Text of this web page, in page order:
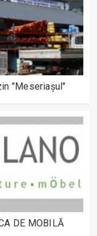
"Meseriașul"
DE MOBILĂ